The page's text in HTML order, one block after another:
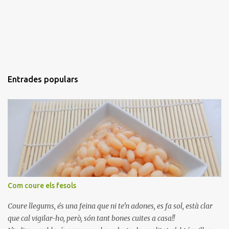
Entrades populars
Com coure els fesols
Coure llegums, és una feina que ni te'n adones, es fa sol, està clar
que cal vigilar-ho, però, són tant bones cuites a casa!!